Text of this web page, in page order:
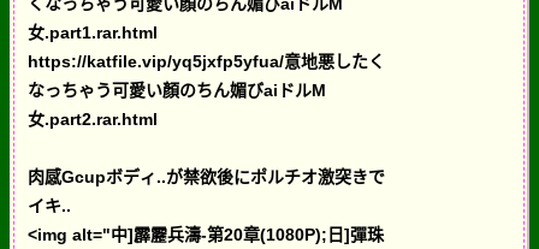
女.part1.rar.html
https://katfile.vip/yq5jxfp5yfua/意地悪したく
なっちゃう可愛い顏のちん媚びaiドルM
女.part2.rar.html
肉感Gcupボディ..が禁欲後にポルチオ激突きで
イキ..
<img alt="中]霹靂兵濤-第20章(1080P);日]彈珠